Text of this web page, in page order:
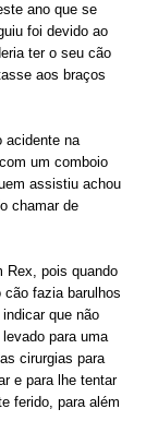
ano que se
foi devido ao
ter o seu cão
aos braços
acidente na
um comboio
assistiu achou
chamar de
Rex, pois quando
cão fazia barulhos
que não
para uma
cirurgias para
e para lhe tentar
ferido, para além